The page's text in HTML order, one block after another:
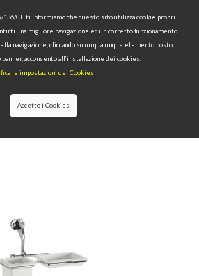
>WALDORF
CE ti informiamo che questo sito utilizza cookie propri
una migliore navigazione ed un corretto funzionamento
navigazione, cliccando su un qualunque elemento posto
acconsento all’installazione dei cookies.
le impostazioni dei Cookies
Accetto i Cookies